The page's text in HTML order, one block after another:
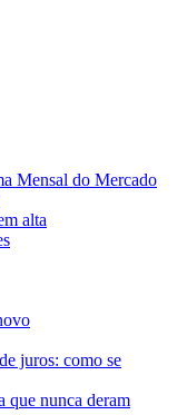
Mensal do Mercado
alta
juros: como se
que nunca deram